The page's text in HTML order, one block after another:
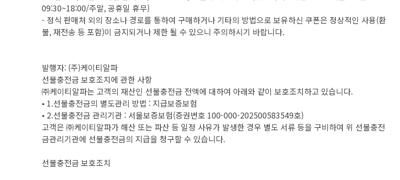
09:30~18:00/주말, 공휴일 휴무)
- 정식 판매처 외의 장소나 경로를 통하여 구매하거나 기타의 방법으로 보유하신 쿠폰은 정상적인 사용(환
불, 재전송 등 포함)이 금지되거나 제한 될 수 있으니 주의하시기 바랍니다.
발행자: (주)케이티알파
선불충전금 보호조치에 관한 사항
㈜케이티알파는 고객의 재산인 선불충전금 전액에 대하여 아래와 같이 보호조치하고 있습니다.
• 1.선불충전금의 별도관리 방법 : 지급보증보험
• 2.선불충전금 관리기관 : 서울보증보험(증권번호 100-000-202500583549호)
고객은 ㈜케이티알파가 해산 또는 파산 등 일정 사유가 발생한 경우 별도 서류 등을 구비하여 위 선불충전
금관리기관에 선불충전금의 지급을 청구할 수 있습니다.
선불충전금 보호조치